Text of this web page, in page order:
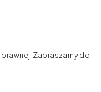
Zapraszamy do